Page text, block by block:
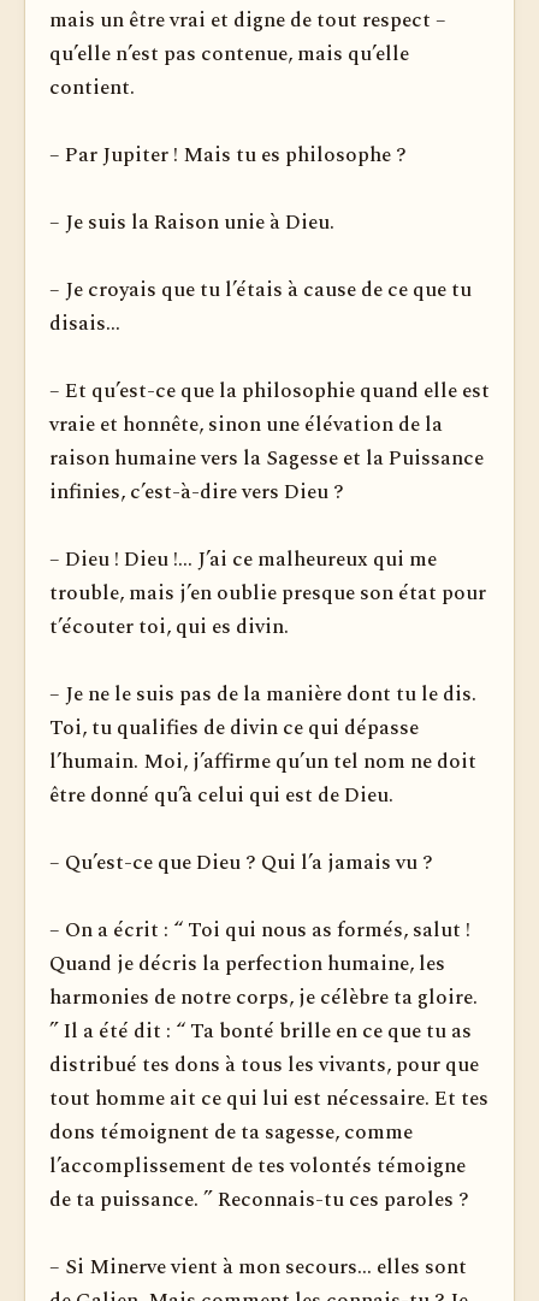
mais un être vrai et digne de tout respect –
qu’elle n’est pas contenue, mais qu’elle
contient.
– Par Jupiter ! Mais tu es philosophe ?
– Je suis la Raison unie à Dieu.
– Je croyais que tu l’étais à cause de ce que tu
disais...
– Et qu’est-ce que la philosophie quand elle est
vraie et honnête, sinon une élévation de la
raison humaine vers la Sagesse et la Puissance
infinies, c’est-à-dire vers Dieu ?
– Dieu ! Dieu !... J’ai ce malheureux qui me
trouble, mais j’en oublie presque son état pour
t’écouter toi, qui es divin.
– Je ne le suis pas de la manière dont tu le dis.
Toi, tu qualifies de divin ce qui dépasse
l’humain. Moi, j’affirme qu’un tel nom ne doit
être donné qu’à celui qui est de Dieu.
– Qu’est-ce que Dieu ? Qui l’a jamais vu ?
– On a écrit : “ Toi qui nous as formés, salut !
Quand je décris la perfection humaine, les
harmonies de notre corps, je célèbre ta gloire.
” Il a été dit : “ Ta bonté brille en ce que tu as
distribué tes dons à tous les vivants, pour que
tout homme ait ce qui lui est nécessaire. Et tes
dons témoignent de ta sagesse, comme
l’accomplissement de tes volontés témoigne
de ta puissance. ” Reconnais-tu ces paroles ?
– Si Minerve vient à mon secours... elles sont